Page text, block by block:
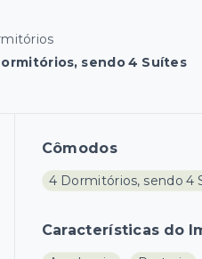
sendo 4 Suítes
Cômodos
4 Dormitórios, sendo 4
Características do